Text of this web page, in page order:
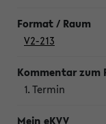
V2-213
1. Termin